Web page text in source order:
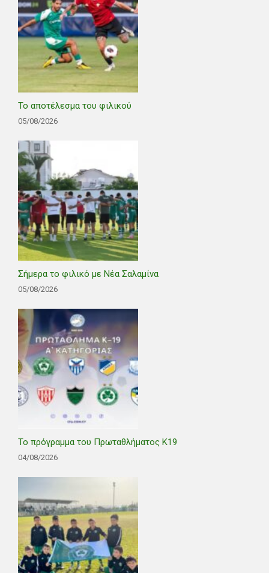
Το αποτέλεσμα του φιλικού
05/08/2026
Σήμερα το φιλικό με Νέα Σαλαμίνα
05/08/2026
Το πρόγραμμα του Πρωταθλήματος Κ19
04/08/2026